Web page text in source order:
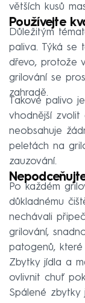
větších kusů
Používejte
Důležitým
paliva. Týká se
dřevo, protože
grilování se
zahradě.
Takové palivo
vhodnější zvolit
neobsahuje
peletách na
zauzování.
Po každém
důkladnému
nechávali
grilování,
patogenů,
Zbytky jídla a
ovlivnit chuť
Spálené